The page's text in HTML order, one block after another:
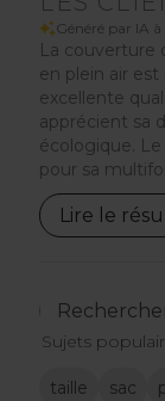
Généré par IA
La couverture
en plein air est
excellente
apprécient sa
écologique.
pour sa
Lire le
Sujets
taille sac